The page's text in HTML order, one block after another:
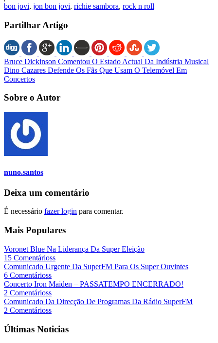
bon jovi, jon bon jovi, richie sambora, rock n roll
Partilhar Artigo
Bruce Dickinson Comentou O Estado Actual Da Indústria Musical
Dino Cazares Defende Os Fãs Que Usam O Telemóvel Em
Concertos
Sobre o Autor
nuno.santos
Deixa um comentário
É necessário fazer login para comentar.
Mais Populares
Voronet Blue Na Liderança Da Super Eleição
15 Comentárioss
Comunicado Urgente Da SuperFM Para Os Super Ouvintes
6 Comentárioss
Concerto Iron Maiden – PASSATEMPO ENCERRADO!
2 Comentárioss
Comunicado Da Direcção De Programas Da Rádio SuperFM
2 Comentárioss
Últimas Noticias